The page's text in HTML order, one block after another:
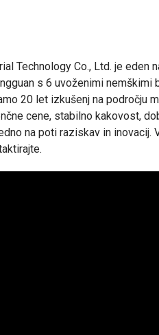
Technology Co., Ltd. je eden
s 6 uvoženimi
20 let izkušenj na področju
cene, stabilno kakovost,
na poti raziskav in